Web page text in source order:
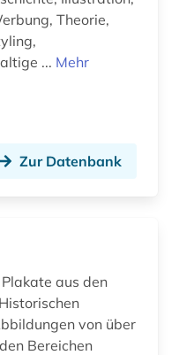
Theorie,
... Mehr
Zur Datenbank
aus den
von über
Bereichen